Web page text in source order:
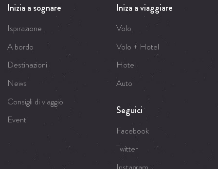
Inizia a sognare
Ispirazione
A bordo
Destinazioni
News
Consigli di viaggio
Eventi
Iniza a viaggiare
Volo
Volo + Hotel
Hotel
Auto
Seguici
Facebook
Twitter